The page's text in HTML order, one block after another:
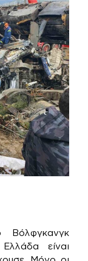
Βόλφγκανγκ
είναι